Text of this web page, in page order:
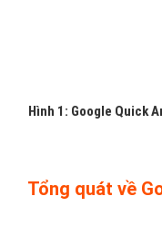
Hình 1: Google Quick
Tổng quát về